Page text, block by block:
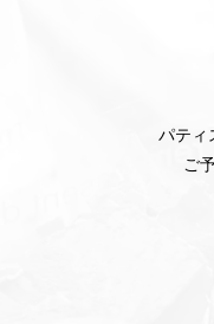
パティ
ご